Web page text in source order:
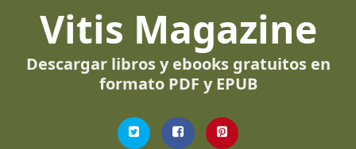
Vitis Magazine
Descargar libros y ebooks gratuitos en
formato PDF y EPUB